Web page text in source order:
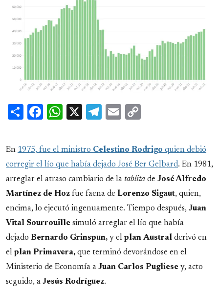
ShareFacebook
WhatsApp
X Telegram
Email
En 1975, fue el ministro Celestino Rodrigo quien debió
corregir el lío que había dejado José Ber Gelbard. En 1981,
arreglar el atraso cambiario de la tablita de José Alfredo
Martínez de Hoz fue faena de Lorenzo Sigaut, quien,
encima, lo ejecutó ingenuamente. Tiempo después, Juan
Vital Sourrouille simuló arreglar el lío que había
dejado Bernardo Grinspun, y el plan Austral derivó en
el plan Primavera, que terminó devorándose en el
Ministerio de Economía a Juan Carlos Pugliese y, acto
seguido, a Jesús Rodríguez.